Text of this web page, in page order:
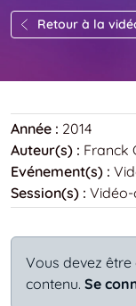
Retour à la
Année : 2014
Auteur(s) : Franck
Evénement(s) :
Session(s) :
Vous devez
contenu. Se